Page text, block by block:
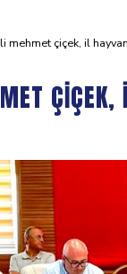
mehmet çi̇çek, i̇l